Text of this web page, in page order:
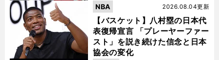
【バスケット】八村塁の日本代
表復帰宣言 「プレーヤーファー
スト」を説き続けた信念と日本
協会の変化
2026.08.04更新
NBA